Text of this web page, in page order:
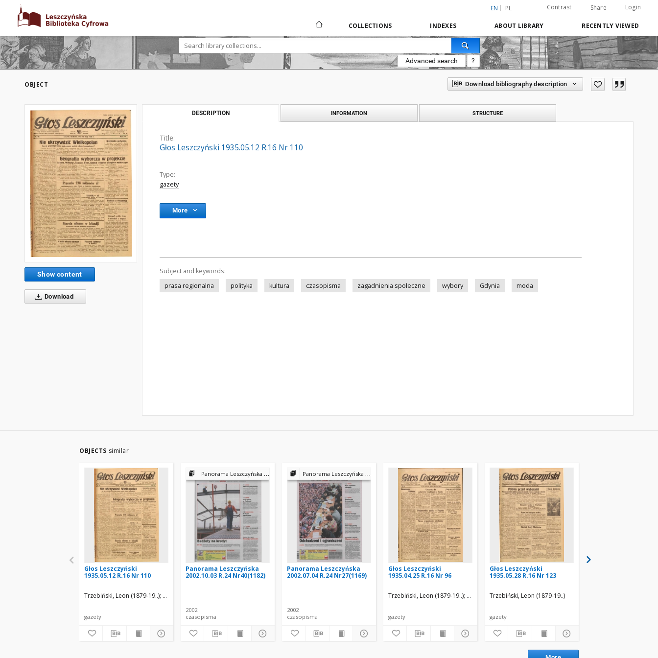
EN PL Contrast Share Login
COLLECTIONS INDEXES ABOUT LIBRARY RECENTLY VIEWED
Advanced search ?
OBJECT Download bibliography description
Show content
Download
DESCRIPTION INFORMATION STRUCTURE
Title:
Głos Leszczyński 1935.05.12 R.16 Nr 110
Type:
gazety
More
Subject and keywords:
prasa regionalna
polityka kultura czasopisma zagadnienia społeczne wybory Gdynia moda
OBJECTS similar
Głos Leszczyński
1935.05.12 R.16 Nr 110
Trzebiński, Leon (1879-19..) Kaczmarek, Stanisław Tadeusz (red.)
gazety
Panorama Leszczyńska 2002
Panorama Leszczyńska
2002.10.03 R.24 Nr40(1182)
2002
czasopisma
Panorama Leszczyńska 2002
Panorama Leszczyńska
2002.07.04 R.24 Nr27(1169)
2002
czasopisma
Głos Leszczyński
1935.04.25 R.16 Nr 96
Trzebiński, Leon (1879-19..) Rzepka, Józef (red.)
gazety
Głos Leszczyński
1935.05.28 R.16 Nr 123
Trzebiński, Leon (1879-19..)
gazety